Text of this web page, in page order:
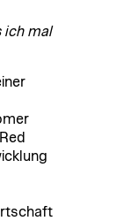
ich mal